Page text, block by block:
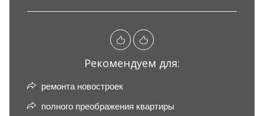
Рекомендуем для:
ремонта новостроек
полного преображения квартиры